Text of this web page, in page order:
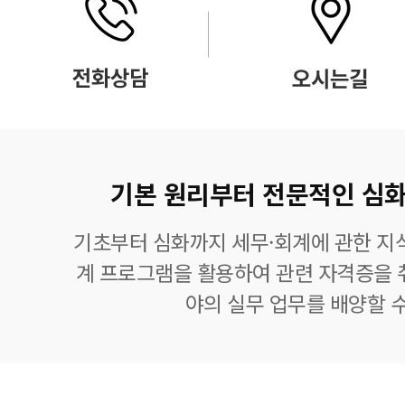
기본 원리부터 전문적인 심
기초부터 심화까지 세무·회계에 관한
계 프로그램을 활용하여 관련 자격증을
야의 실무 업무를 배양할